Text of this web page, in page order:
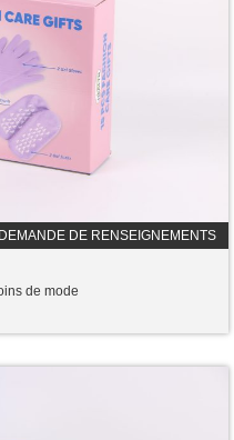
DEMANDE DE RENSEIGNEMENTS
de mode